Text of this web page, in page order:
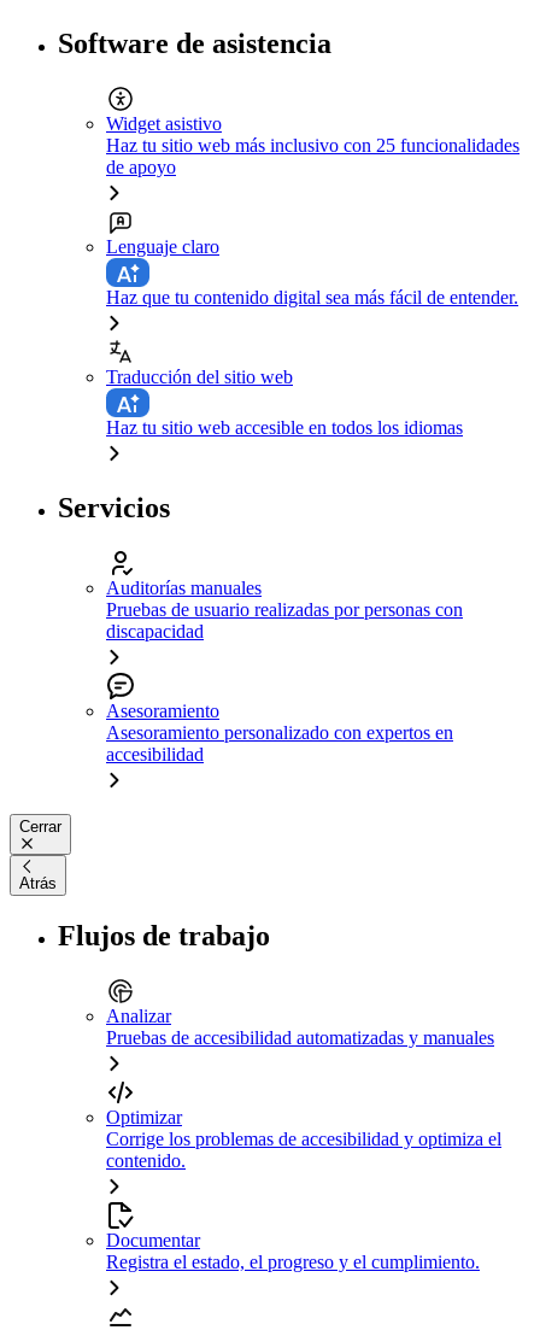
Software de asistencia
Widget asistivo
Haz tu sitio web más inclusivo con 25 funcionalidades
de apoyo
Lenguaje claro
Haz que tu contenido digital sea más fácil de entender.
Traducción del sitio web
Haz tu sitio web accesible en todos los idiomas
Servicios
Auditorías manuales
Pruebas de usuario realizadas por personas con
discapacidad
Asesoramiento
Asesoramiento personalizado con expertos en
accesibilidad
Cerrar
Atrás
Flujos de trabajo
Analizar
Pruebas de accesibilidad automatizadas y manuales
Optimizar
Corrige los problemas de accesibilidad y optimiza el
contenido.
Documentar
Registra el estado, el progreso y el cumplimiento.